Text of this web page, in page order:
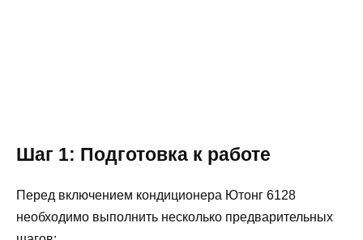
Шаг 1: Подготовка к работе
Перед включением кондиционера Ютонг 6128
необходимо выполнить несколько предварительных